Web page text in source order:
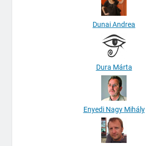
Dunai Andrea
Dura Márta
Enyedi Nagy Mihály